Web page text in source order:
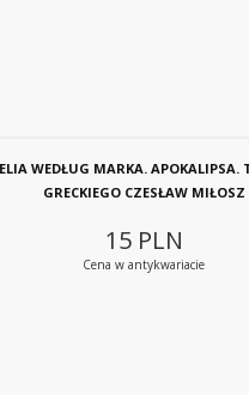
WEDŁUG MARKA. APOKALIPSA.
GRECKIEGO CZESŁAW MIŁOSZ
15 PLN
Cena w antykwariacie